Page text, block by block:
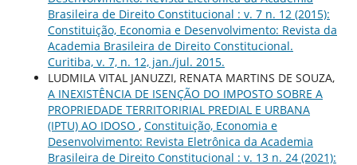
Brasileira de Direito Constitucional : v. 7 n. 12 (2015):
Constituição, Economia e Desenvolvimento: Revista da
Academia Brasileira de Direito Constitucional.
Curitiba, v. 7, n. 12, jan./jul. 2015.
LUDMILA VITAL JANUZZI, RENATA MARTINS DE SOUZA,
A INEXISTÊNCIA DE ISENÇÃO DO IMPOSTO SOBRE A
PROPRIEDADE TERRITORIRIAL PREDIAL E URBANA
(IPTU) AO IDOSO , Constituição, Economia e
Desenvolvimento: Revista Eletrônica da Academia
Brasileira de Direito Constitucional : v. 13 n. 24 (2021):